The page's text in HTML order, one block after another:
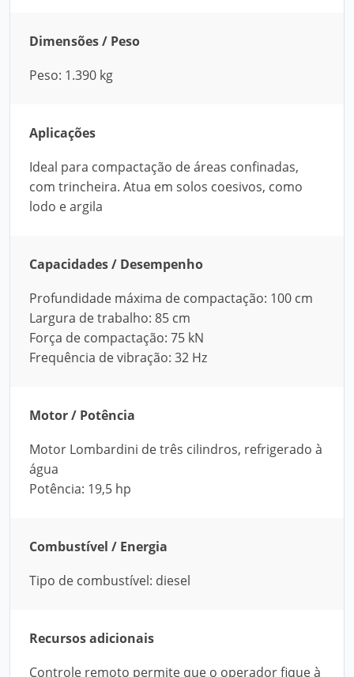
Dimensões / Peso
Peso: 1.390 kg
Aplicações
Ideal para compactação de áreas confinadas,
com trincheira. Atua em solos coesivos, como
lodo e argila
Capacidades / Desempenho
Profundidade máxima de compactação: 100 cm
Largura de trabalho: 85 cm
Força de compactação: 75 kN
Frequência de vibração: 32 Hz
Motor / Potência
Motor Lombardini de três cilindros, refrigerado à
água
Potência: 19,5 hp
Combustível / Energia
Tipo de combustível: diesel
Recursos adicionais
Controle remoto permite que o operador fique à